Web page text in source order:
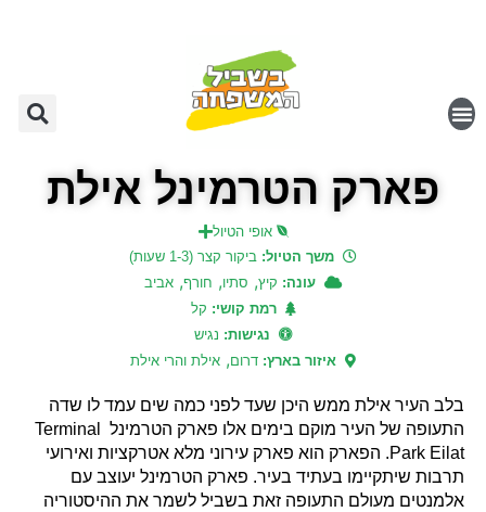
פארק הטרמינל אילת
אופי הטיול
משך הטיול: ביקור קצר (1-3 שעות)
עונה: קיץ, סתיו, חורף, אביב
רמת קושי: קל
נגישות: נגיש
איזור בארץ: דרום, אילת והרי אילת
בלב העיר אילת ממש היכן שעד לפני כמה שים עמד לו שדה
התעופה של העיר מוקם בימים אלו פארק הטרמינל Terminal
Park Eilat. הפארק הוא פארק עירוני מלא אטרקציות ואירועי
תרבות שיתקיימו בעתיד בעיר. פארק הטרמינל יעוצב עם
אלמנטים מעולם התעופה זאת בשביל לשמר את ההיסטוריה